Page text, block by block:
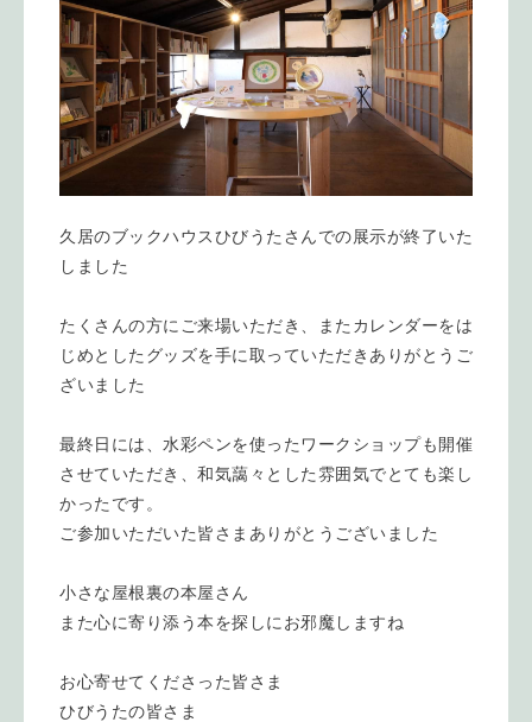
久居のブックハウスひびうたさんでの展示が終了いた
しました
たくさんの方にご来場いただき、またカレンダーをは
じめとしたグッズを手に取っていただきありがとうご
ざいました
最終日には、水彩ペンを使ったワークショップも開催
させていただき、和気藹々とした雰囲気でとても楽し
かったです。
ご参加いただいた皆さまありがとうございました
小さな屋根裏の本屋さん
また心に寄り添う本を探しにお邪魔しますね
お心寄せてくださった皆さま
ひびうたの皆さま